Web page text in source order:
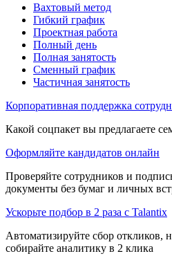
Вахтовый метод
Гибкий график
Проектная работа
Полный день
Полная занятость
Сменный график
Частичная занятость
Корпоративная поддержка
Какой соцпакет вы предлагаете
Оформляйте кандидатов онлайн
Проверяйте сотрудников и
документы без бумаг и личных
Ускорьте подбор в 2 раза с Talantix
Автоматизируйте сбор откликов,
собирайте аналитику в 2 клика